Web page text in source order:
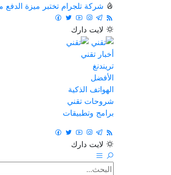
شركة تلجرام تختبر ميزة الدفع
لايت دارك
أخبار تقني
تريندنغ
الأفضل
الهواتف الذكية
شروحات تقني
برامج وتطبيقات
لايت دارك